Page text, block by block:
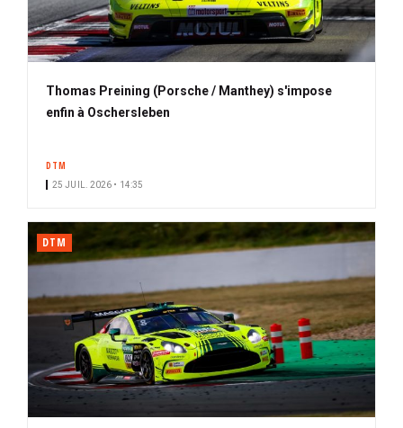
Thomas Preining (Porsche / Manthey) s'impose
enfin à Oschersleben
DTM
25 JUIL. 2026 • 14:35
DTM